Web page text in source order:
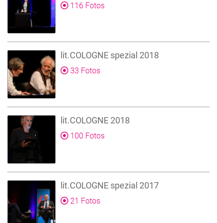
116 Fotos
lit.COLOGNE spezial 2018
33 Fotos
lit.COLOGNE 2018
100 Fotos
lit.COLOGNE spezial 2017
21 Fotos